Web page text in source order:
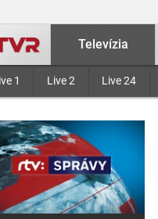
Televízia
1 Live 2 Live 24